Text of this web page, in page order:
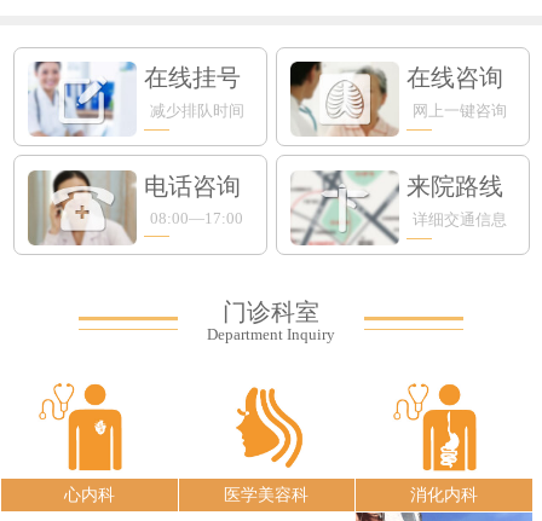
在线挂号
减少排队时间
在线咨询
网上一键咨询
电话咨询
08:00—17:00
来院路线
详细交通信息
门诊科室
Department Inquiry
心内科 医学美容科 消化内科